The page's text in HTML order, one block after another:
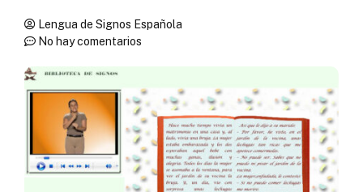
Lengua de Signos Española
No hay comentarios